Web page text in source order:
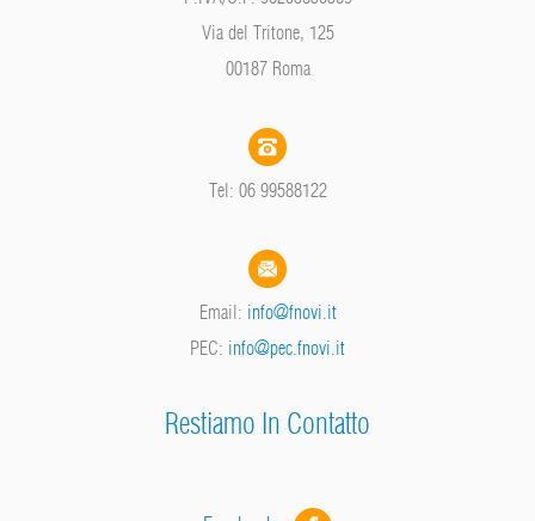
Via del Tritone, 125
00187 Roma
Tel: 06 99588122
Email: info@fnovi.it
PEC: info@pec.fnovi.it
Restiamo In Contatto